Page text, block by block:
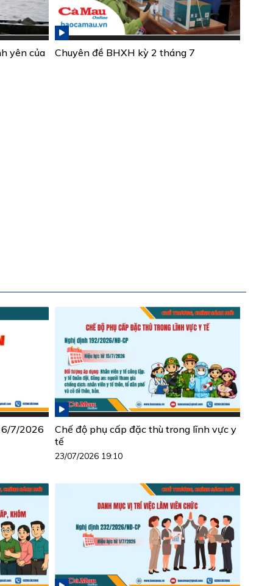
yên của Chuyên đề BHXH kỳ 2 tháng 7
7/2026
Chế độ phụ cấp đặc thù trong lĩnh vực y
tế
23/07/2026 19:10